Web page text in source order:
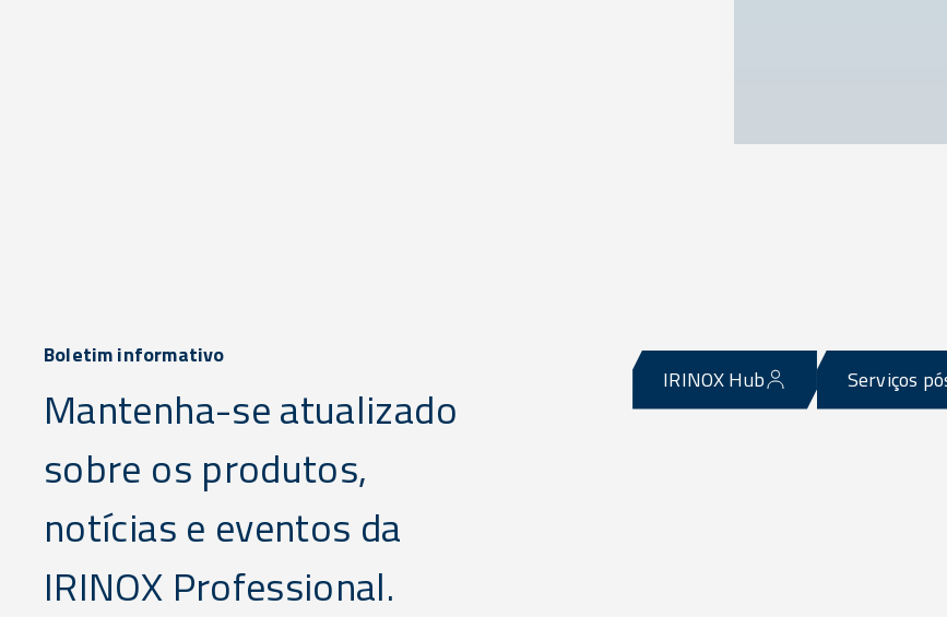
Boletim informativo
Mantenha-se atualizado
sobre os produtos,
notícias e eventos da
IRINOX Professional.
IRINOX Hub Serviços